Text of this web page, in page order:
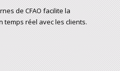
de CFAO facilite la
temps réel avec les clients.